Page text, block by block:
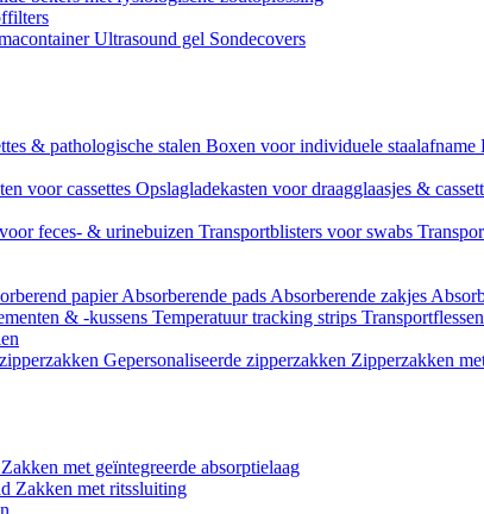
Ultrasound gel Sondecovers
& pathologische stalen Boxen voor individuele staalafname
voor cassettes Opslagladekasten voor draagglaasjes &
feces- & urinebuizen Transportblisters voor swabs
papierAbsorberende pads Absorberende zakjes
& -kussens Temperatuur tracking strips Transportflessen
Gepersonaliseerde zipperzakken Zipperzakken
Zakken met geïntegreerde absorptielaag
Zakken met ritssluiting